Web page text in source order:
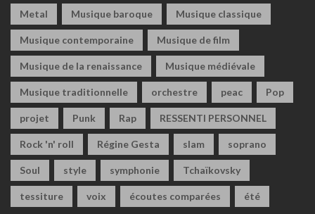
Metal Musique baroque Musique classique
Musique contemporaine Musique de film
Musique de la renaissance Musique médiévale
Musique traditionnelle orchestre peac Pop
projet Punk Rap RESSENTI PERSONNEL
Rock 'n' roll Régine Gesta slam soprano
Soul style symphonie Tchaïkovsky
tessiture voix écoutes comparées été